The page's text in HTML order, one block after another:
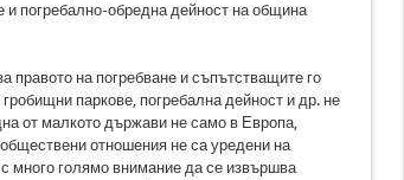
и погребално-обредна дейност на община
на погребване и съпътстващите го
паркове, погребална дейност и др. не
от малкото държави не само в Европа,
отношения не са уредени на
много голямо внимание да се извършва